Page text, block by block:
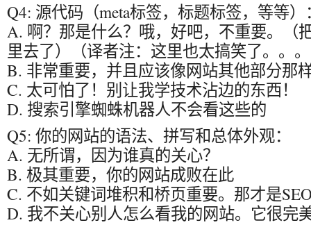
Q4: 源代码（meta标签，标题标签，等等）
A. 啊？那是什么？哦，好吧，不重要。（
里去了）（译者注：这里也太搞笑了。。
B. 非常重要，并且应该像网站其他部分那
C. 太可怕了！别让我学技术沾边的东西！
D. 搜索引擎蜘蛛机器人不会看这些的
Q5: 你的网站的语法、拼写和总体外观：
A. 无所谓，因为谁真的关心？
B. 极其重要，你的网站成败在此
C. 不如关键词堆积和桥页重要。那才是
D. 我不关心别人怎么看我的网站。它很完